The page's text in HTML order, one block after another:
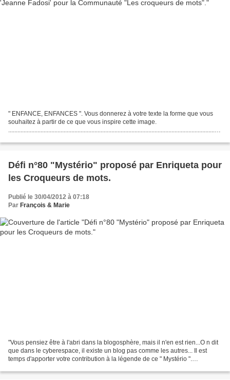
" ENFANCE, ENFANCES ". Vous donnerez à votre texte la forme que vous
souhaitez à partir de ce que vous inspire cette image.
Défi n°80 "Mystério" proposé par Enriqueta pour
les Croqueurs de mots.
Publié le 30/04/2012 à 07:18
Par François & Marie
"Vous pensiez être à l'abri dans la blogosphère, mais il n'en est rien...O n dit
que dans le cyberespace, il existe un blog pas comme les autres... Il est
temps d'apporter votre contribution à la légende de ce " Mystério ".
....